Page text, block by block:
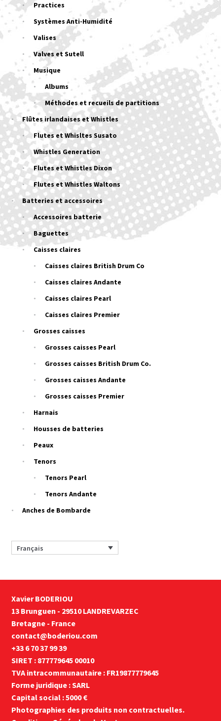
Practices
Systèmes Anti-Humidité
Valises
Valves et Sutell
Musique
Albums
Méthodes et recueils de partitions
Flûtes irlandaises et Whistles
Flutes et Whisltes Susato
Whistles Generation
Flutes et Whistles Dixon
Flutes et Whistles Waltons
Batteries et accessoires
Accessoires batterie
Baguettes
Caisses claires
Caisses claires British Drum Co
Caisses claires Andante
Caisses claires Pearl
Caisses claires Premier
Grosses caisses
Grosses caisses Pearl
Grosses caisses British Drum Co.
Grosses caisses Andante
Grosses caisses Premier
Harnais
Housses de batteries
Peaux
Tenors
Tenors Pearl
Tenors Andante
Anches de Bombarde
Français
Xavier BODERIOU
13 Brunguen - 29510 LANDREVARZEC
Bretagne - France
contact@boderiou.com
+33 6 70 37 99 39
SIRET : 877779645 00010
TVA intracommunautaire : FR19877779645
Forme juridique : SARL
Capital social : 5000 €
Photographies des produits non contractuelles.